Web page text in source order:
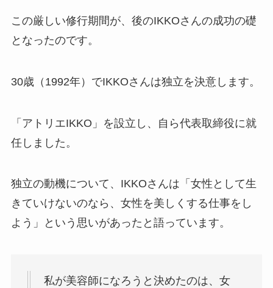
この厳しい修行期間が、後のIKKOさんの成功の礎
となったのです。
30歳（1992年）でIKKOさんは独立を決意します。
「アトリエIKKO」を設立し、自ら代表取締役に就
任しました。
独立の動機について、IKKOさんは「女性として生
きていけないのなら、女性を美しくする仕事をし
よう」という思いがあったと語っています。
私が美容師になろうと決めたのは、女